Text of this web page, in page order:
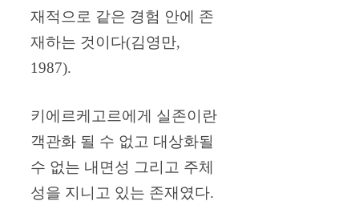
재적으로 같은 경험 안에 존
재하는 것이다(김영만,
1987).
키에르케고르에게 실존이란
객관화 될 수 없고 대상화될
수 없는 내면성 그리고 주체
성을 지니고 있는 존재였다.